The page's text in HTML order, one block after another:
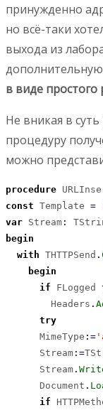
принужденно
но всё-таки
выхода из
в виде простого
Не вникая в
процедуру
можно
procedure
const Template =
var Stream :
begin
with THTTPSend .
begin
if FLogged
        Headers
.
try
      MimeType
: =
      Stream
: =
      Stream
.
      Document
.
if